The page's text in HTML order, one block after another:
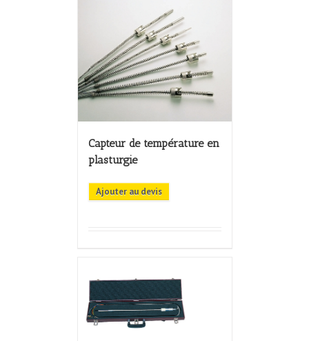
Capteur de température en
plasturgie
Ajouter au devis